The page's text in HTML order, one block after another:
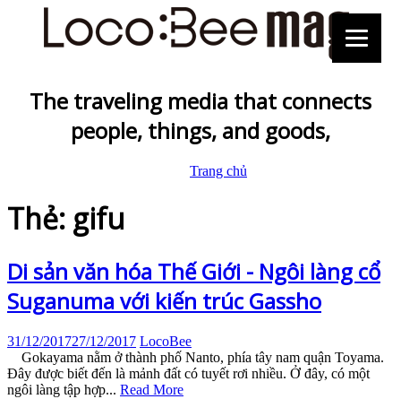
The traveling media that connects
people, things, and goods,
Trang chủ
Thẻ: gifu
Di sản văn hóa Thế Giới - Ngôi làng cổ
Suganuma với kiến trúc Gassho
31/12/201727/12/2017 LocoBee
Gokayama nằm ở thành phố Nanto, phía tây nam quận Toyama.
Đây được biết đến là mảnh đất có tuyết rơi nhiều. Ở đây, có một
ngôi làng tập hợp... Read More